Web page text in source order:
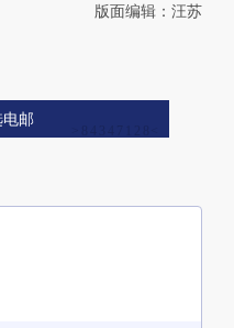
版面编辑：汪苏
电邮